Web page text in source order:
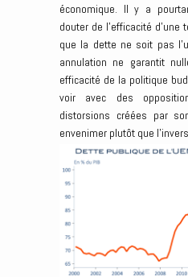
économique. Il y a
douter de l’efficacité
que la dette ne soit pas
annulation ne garantit
efficacité de la politique
voir avec des
distorsions créées par
envenimer plutôt que